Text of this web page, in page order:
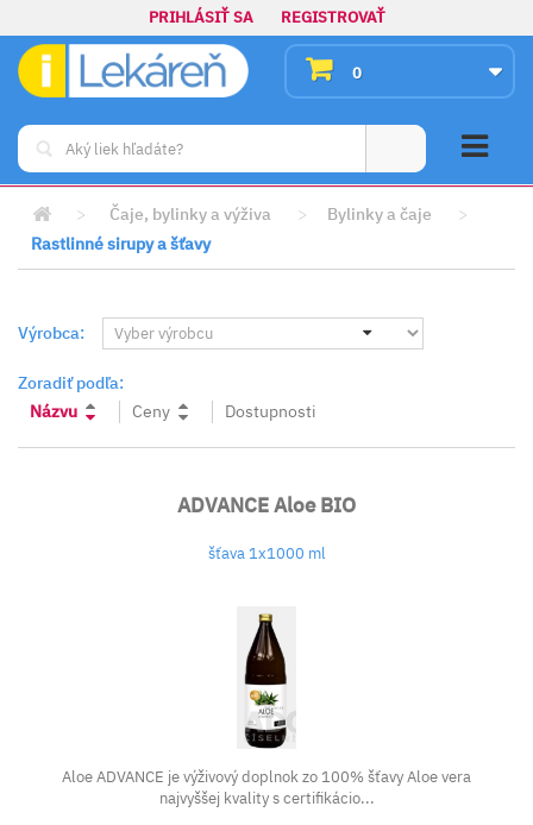
PRIHLÁSIŤ SA REGISTROVAŤ
0
> Čaje, bylinky a výživa > Bylinky a čaje
>
Rastlinné sirupy a šťavy
Výrobca:
Zoradiť podľa:
Názvu
Ceny Dostupnosti
ADVANCE Aloe BIO
šťava 1x1000 ml
Aloe ADVANCE je výživový doplnok zo 100% šťavy Aloe vera
najvyššej kvality s certifikácio...